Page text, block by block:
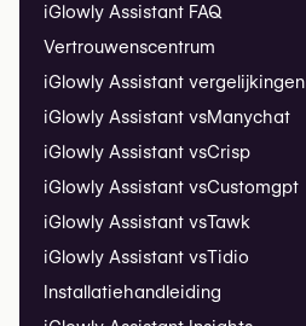
iGlowly Assistant FAQ
Vertrouwenscentrum
iGlowly Assistant vergelijkingen
iGlowly Assistant vsManychat
iGlowly Assistant vsCrisp
iGlowly Assistant vsCustomgpt
iGlowly Assistant vsTawk
iGlowly Assistant vsTidio
Installatiehandleiding